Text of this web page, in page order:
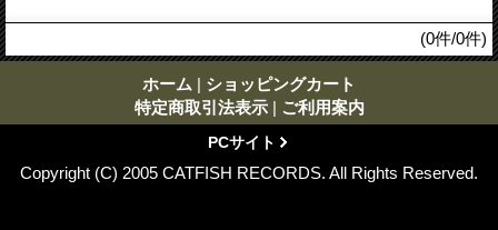
(0件/0件)
ホーム | ショッピングカート
特定商取引法表示 | ご利用案内
PCサイト
Copyright (C) 2005 CATFISH RECORDS. All Rights Reserved.